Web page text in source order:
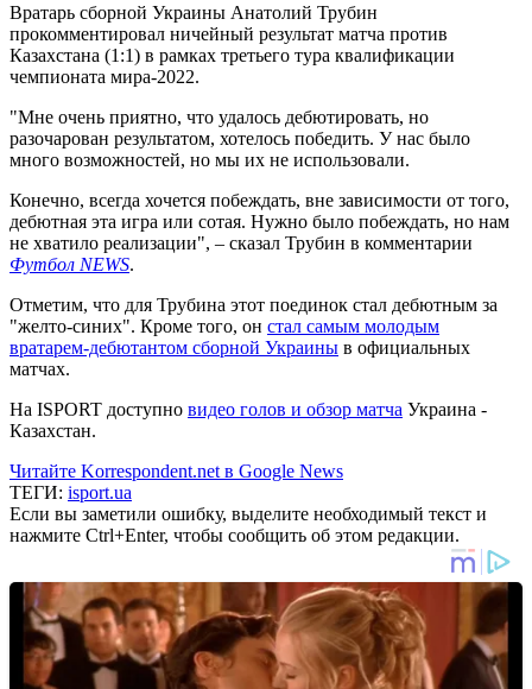
Вратарь сборной Украины Анатолий Трубин
прокомментировал ничейный результат матча против
Казахстана (1:1) в рамках третьего тура квалификации
чемпионата мира-2022.
"Мне очень приятно, что удалось дебютировать, но
разочарован результатом, хотелось победить. У нас было
много возможностей, но мы их не использовали.
Конечно, всегда хочется побеждать, вне зависимости от того,
дебютная эта игра или сотая. Нужно было побеждать, но нам
не хватило реализации", – сказал Трубин в комментарии
Футбол NEWS.
Отметим, что для Трубина этот поединок стал дебютным за
"желто-синих". Кроме того, он стал самым молодым
вратарем-дебютантом сборной Украины в официальных
матчах.
На ISPORT доступно видео голов и обзор матча Украина -
Казахстан.
Читайте Korrespondent.net в Google News
ТЕГИ: isport.ua
Если вы заметили ошибку, выделите необходимый текст и
нажмите Ctrl+Enter, чтобы сообщить об этом редакции.